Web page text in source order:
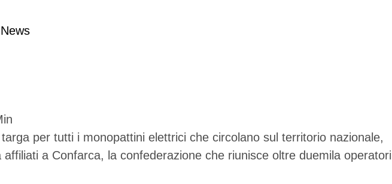
per tutti i monopattini elettrici che circolano sul territorio nazionale,
a Confarca, la confederazione che riunisce oltre duemila operatori